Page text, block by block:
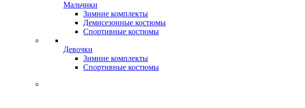
Мальчики
Зимние комплекты
Демисезонные костюмы
Спортивные костюмы
Девочки
Зимние комплекты
Спортивные костюмы